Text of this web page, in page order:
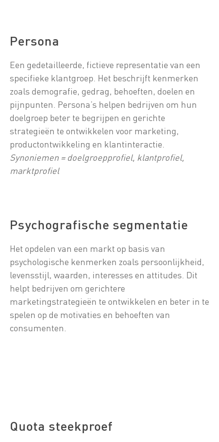
Persona
Een gedetailleerde, fictieve representatie van een
specifieke klantgroep. Het beschrijft kenmerken
zoals demografie, gedrag, behoeften, doelen en
pijnpunten. Persona’s helpen bedrijven om hun
doelgroep beter te begrijpen en gerichte
strategieën te ontwikkelen voor marketing,
productontwikkeling en klantinteractie.
Synoniemen = doelgroepprofiel, klantprofiel,
marktprofiel
Psychografische segmentatie
Het opdelen van een markt op basis van
psychologische kenmerken zoals persoonlijkheid,
levensstijl, waarden, interesses en attitudes. Dit
helpt bedrijven om gerichtere
marketingstrategieën te ontwikkelen en beter in te
spelen op de motivaties en behoeften van
consumenten.
Quota steekproef